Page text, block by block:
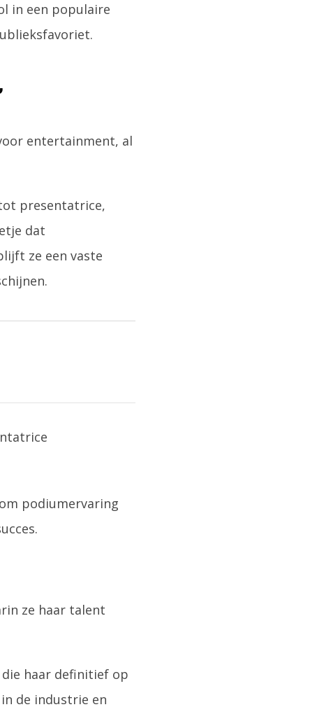
in een populaire
entertainment, al
presentatrice,
dat
ze een vaste
podiumervaring
ze haar talent
haar definitief op
de industrie en